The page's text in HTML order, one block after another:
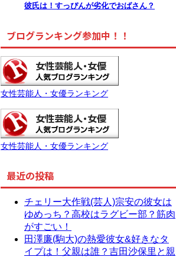
彼氏は！すっぴんが劣化でおばさん？
ブログランキング参加中！！
女性芸能人・女優ランキング
女性芸能人・女優ランキング
最近の投稿
チェリー大作戦(芸人)宗安の彼女は
ゆめっち？高校はラグビー部？筋肉
がすごい！
田澤廉(駒大)の熱愛彼女&好きなタ
イプは！父親は誰？吉田沙保里と親